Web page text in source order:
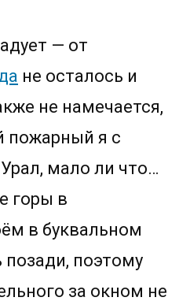
— от
не осталось и
не намечается,
пожарный я с
мало ли что…
горы в
в буквальном
поэтому
за окном не